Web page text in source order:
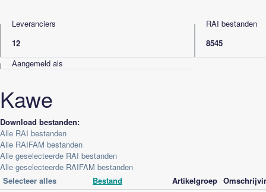
Leveranciers
12
RAI bestanden
8545
Aangemeld als
Kawe
Download bestanden:
Alle RAI bestanden
Alle RAIFAM bestanden
Alle geselecteerde RAI bestanden
Alle geselecteerde RAIFAM bestanden
Selecteer alles
Bestand Artikelgroep